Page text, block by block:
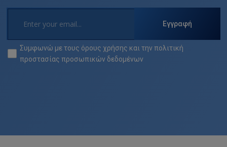
Εγγραφή
Συμφωνώ με τους όρους χρήσης και τηνπολιτική
προστασίας προσωπικών δεδομένων